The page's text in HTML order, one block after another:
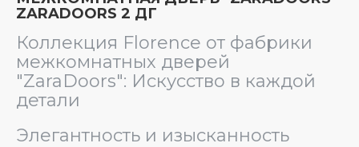
ZARADOORS 2 ДГ
Коллекция Florence от фабрики
межкомнатных дверей
"ZaraDoors": Искусство в каждой
детали
Элегантность и изысканность